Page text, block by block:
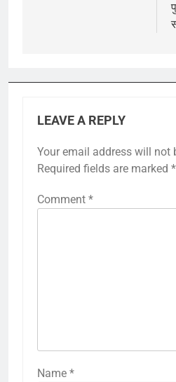
LEAVE A REPLY
Your email address will not
Required fields are marked *
Comment *
Name *